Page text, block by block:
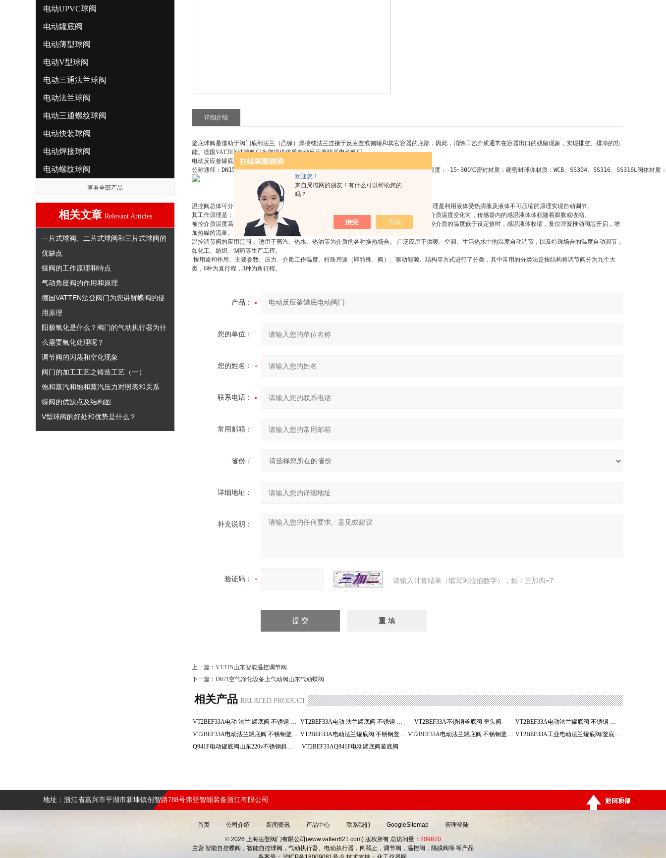
欢迎您！
来自局域网的朋友！有什么可以帮助您的
吗？
电动UPVC球阀
电动罐底阀
电动薄型球阀
电动V型球阀
电动三通法兰球阀
电动法兰球阀
电动三通螺纹球阀
电动快装球阀
电动焊接球阀
电动螺纹球阀
查看全部产品
相关文章 Relevant Articles
一片式球阀、二片式球阀和三片式球阀的
优缺点
蝶阀的工作原理和特点
气动角座阀的作用和原理
德国VATTEN法登阀门为您讲解蝶阀的使
用原理
阳极氧化是什么？阀门的气动执行器为什
么需要氧化处理呢？
调节阀的闪蒸和空化现象
阀门的加工工艺之铸造工艺（一）
饱和蒸汽和饱和蒸汽压力对照表和关系
蝶阀的优缺点及结构图
V型球阀的好处和优势是什么？
详细介绍
釜底球阀是借助于阀门底部法兰（凸缘）焊接或法兰连接于反应釜或储罐和其它容器的底部，因此，消除工艺介质通常在容器出口的残留现象，实现排空、排净的功
能。德国VATTEN法登阀门为您提供优质电动反应釜罐底电动阀门。
电动反应釜罐底电动阀门特点：
公称通径：DN15~DN200驱动方式：气动、电动、手柄工作压力：10KG、16KG、25KG工作温度：-15~300℃密封材质：硬密封球体材质：WCB、SS304、SS316、SS316L阀体材
温控阀总体可分为：自力式温控阀和电动温控阀 温控调节阀即自力式温度调节阀，其工作原理是利用液体受热膨胀及液体不可压缩的原理实现自动调节。
其工作原理是： 温控调节阀 温度传感器内的液体膨胀是均匀，其控制作用为比例调节,被控介质温度变化时，传感器内的感温液体体积随着膨胀或收缩。
被控介质温度高于设定值时，感温液体膨胀，推动阀芯向下关闭阀门，减少热媒的流量；被控介质的温度低于设定值时，感温液体收缩，复位弹簧推动阀芯开启，增
加热媒的流量。
温控调节阀的应用范围： 适用于蒸汽、热水、热油等为介质的各种换热场合。 广泛应用于供暖、空调、生活热水中的温度自动调节，以及特殊场合的温度自动调节，
如化工、纺织、制药等生产工程。
按用途和作用、主要参数、压力、介质工作温度、特殊用途（即特殊、阀）、驱动能源、结构等方式进行了分类，其中常用的分类法是按结构将调节阀分为九个大
类，6种为直行程，3种为角行程。
产品：
您的单位：
您的姓名：
联系电话：
常用邮箱：
省份：
详细地址：
补充说明：
验证码： 请输入计算结果（填写阿拉伯数字），如：三加四=7
上一篇： VT3TS山东智能温控调节阀
下一篇： D671空气净化设备上气动阀山东气动蝶阀
相关产品 RELATED PRODUCT
VT2BEF33A电动 法兰 罐底阀 不锈钢 釜底阀 VT2BEF33A电动 法兰罐底阀 不锈钢 釜底阀 VT2BEF33A不锈钢釜底阀 歪头阀
VT2BEF33A电动法兰罐底阀 不锈钢 釜底阀
VT2BEF33A电动法兰罐底阀 不锈钢釜底阀 淄博
VT2BEF33A电动法兰罐底阀 不锈钢釜底阀 VT2BEF33A电动法兰罐底阀 不锈钢釜底阀 歪头阀
VT2BEF33A工业电动法兰罐底阀/釜底阀Q941F
Q941F电动罐底阀山东220v不锈钢斜杆放料阀
VT2BEF33AQ941F电动罐底阀釜底阀
地址：浙江省嘉兴市平湖市新埭镇创智路788号弗登智能装备浙江有限公司
首页 公司介绍 新闻资讯 产品中心 联系我们 GoogleSitemap 管理登陆
© 2026 上海法登阀门有限公司(www.vatten621.com) 版权所有 总访问量： 209870
主营智能自控蝶阀，智能自控球阀，气动执行器、电动执行器，闸截止，调节阀，温控阀，隔膜阀等等产品